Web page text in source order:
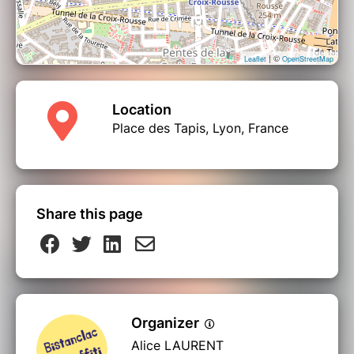
Leaflet| © OpenStreetMap
Location
Place des Tapis, Lyon, France
Share this page
Organizer
Alice LAURENT